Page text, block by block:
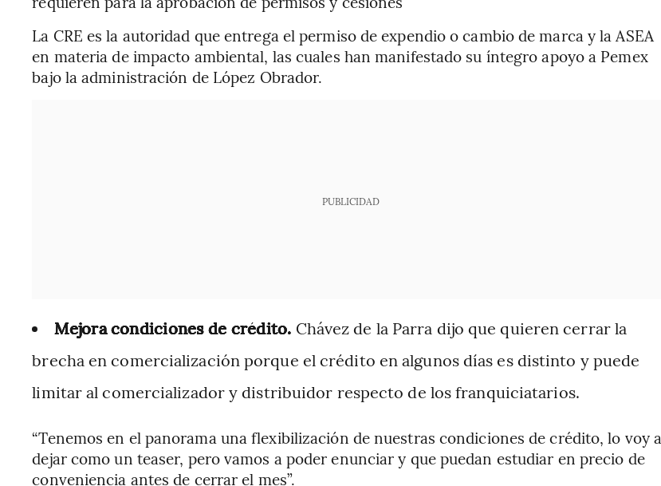
La CRE es la autoridad que entrega el permiso de expendio o cambio de marca y la ASEA
en materia de impacto ambiental, las cuales han manifestado su íntegro apoyo a Pemex
bajo la administración de López Obrador.
PUBLICIDAD
Mejora condiciones de crédito. Chávez de la Parra dijo que quieren cerrar la
brecha en comercialización porque el crédito en algunos días es distinto y puede
limitar al comercializador y distribuidor respecto de los franquiciatarios.
“Tenemos en el panorama una flexibilización de nuestras condiciones de crédito, lo voy a
dejar como un teaser, pero vamos a poder enunciar y que puedan estudiar en precio de
conveniencia antes de cerrar el mes”.